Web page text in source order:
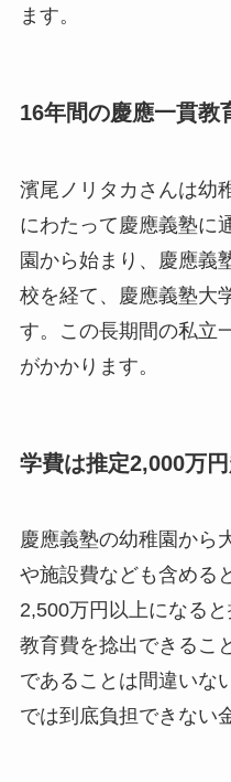
ます。
16年間の慶應一貫教
濱尾ノリタカさんは幼
にわたって慶應義塾に
園から始まり、慶應義
校を経て、慶應義塾大
す。この長期間の私立
がかかります。
学費は推定2,000万
慶應義塾の幼稚園から
や施設費なども含める
2,500万円以上になる
教育費を捻出できるこ
であることは間違いな
では到底負担できない